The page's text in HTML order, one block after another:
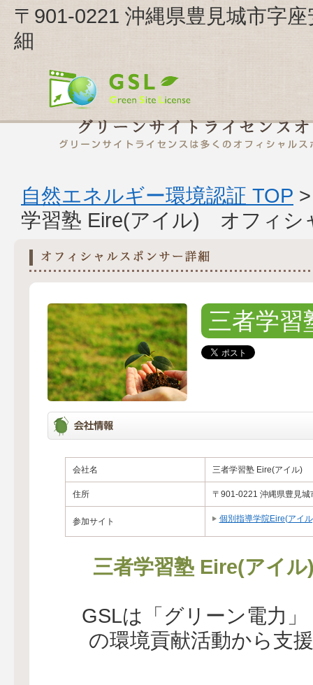
〒901-0221 沖縄県豊見城市字
細
自然エネルギー環境認証 TOP
学習塾 Eire(アイル) オフィシ
三者学習
会社名 三者学習塾 Eire(アイル)
住所 〒901-0221 沖縄県豊見城
参加サイト 個別指導学院Eire(アイ
三者学習塾 Eire(アイ
GSLは「グリーン電力
の環境貢献活動から支